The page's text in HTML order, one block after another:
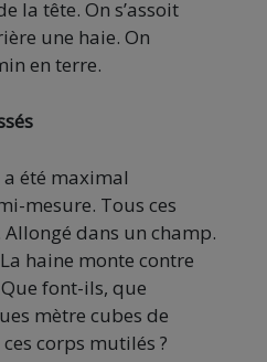
la tête. On s’assoit
une haie. On
en terre.
a été maximal
mesure. Tous ces
dans un champ.
haine monte contre
font-ils, que
mètre cubes de
corps mutilés ?